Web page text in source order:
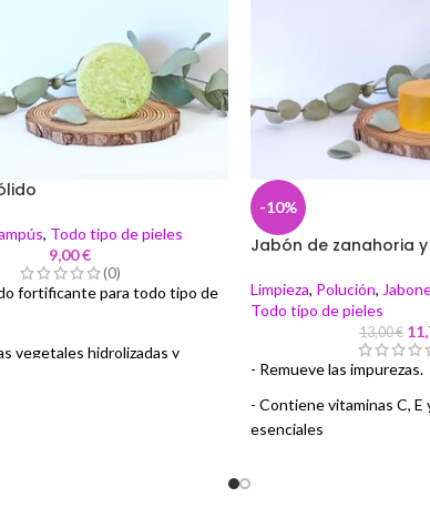
, Todo tipo de pieles
9,00€
(0)
fortificante para todo tipo de
vegetales hidrolizadas y
-10%
Jabón de zanahoria
Limpieza, Polución,
Todo tipo de pieles
13,00€
- Remueve las impurezas.
- Contiene vitaminas C, E
esenciales